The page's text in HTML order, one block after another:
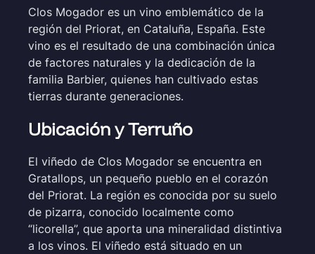
Clos Mogador es un vino emblemático de la
región del Priorat, en Cataluña, España. Este
vino es el resultado de una combinación única
de factores naturales y la dedicación de la
familia Barbier, quienes han cultivado estas
tierras durante generaciones.
Ubicación y Terruño
El viñedo de Clos Mogador se encuentra en
Gratallops, un pequeño pueblo en el corazón
del Priorat. La región es conocida por su suelo
de pizarra, conocido localmente como
“licorella”, que aporta una mineralidad distintiva
a los vinos. El viñedo está situado en un